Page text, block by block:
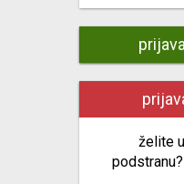
želite
podstranu?